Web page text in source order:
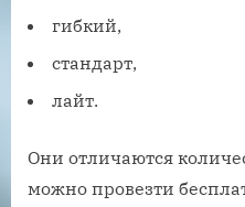
гибкий,
стандарт,
лайт.
Они отличаются
можно провезти